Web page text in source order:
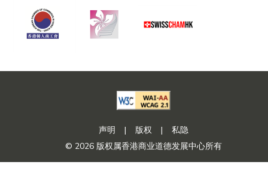
声明 | 版权 |
私隐
© 2026 版权属香港商业道德发展中心所有